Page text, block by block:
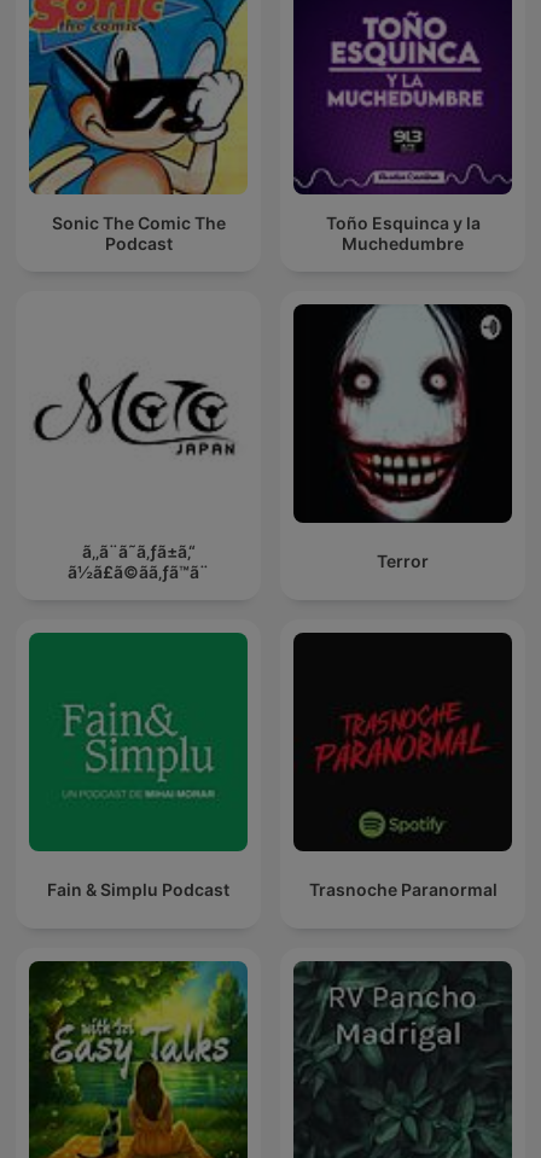
Sonic The Comic The
Podcast
Toño Esquinca y la
Muchedumbre
ã‚‚ã¨ã˜ã‚ƒã±ã‚“
ã½ã£ã©ãã‚ƒã™ã¨
Terror
Fain & Simplu Podcast Trasnoche Paranormal